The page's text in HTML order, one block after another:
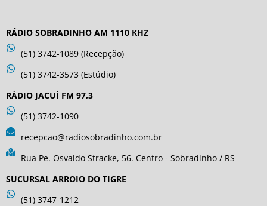
RÁDIO SOBRADINHO AM 1110 KHZ
(51) 3742-1089 (Recepção)
(51) 3742-3573 (Estúdio)
RÁDIO JACUÍ FM 97,3
(51) 3742-1090
recepcao@radiosobradinho.com.br
Rua Pe. Osvaldo Stracke, 56. Centro - Sobradinho / RS
SUCURSAL ARROIO DO TIGRE
(51) 3747-1212